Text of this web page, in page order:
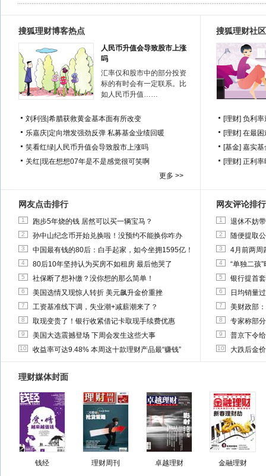
搜狐理财博客热点
人民币升值会导致股市上涨
吗
汇率仅和股市中的部分投资
标的有时会有一定联系。比
如人民币升值……
刘利强 希腊获救黄金基本面有所改变
乐嘉庆 定向增发强劲反弹 私募基金业绩回暖
笑看红绿 人民币升值会导致股市上涨吗
关红 现在想想07年是不是感觉很可笑啊
更多 >>
搜狐理财社
[理财] 负利率
[理财] 在最困
[基金] 嘉实基
[理财] 正利率
网友点击排行
1 跑步5年烧的钱 居然可以买一辆宝马？
2 孙中山纪念币开始兑换啦！没预约不能换你咋办
3 中国最有钱的80后：白手起家，如今坐拥1595亿！
4 80后10年坚持认为买房不如租房 最后他哭了
5 社保断了想补缴？没你想的那么简单！
6 美国选情又现惊人转折 美元飙升金价重挫
7 工资基准线下调，失业潮+减薪潮来了？
8 取现变贵了！银行收紧借记卡取现手续费优惠
9 美国大选震撼登场 下周会发生这些大事
10 收益率可达9.48% 本周这十款理财产品最“赚钱”
网友评论排行
1 退休不妨
2 随便提取
3 4月前两周
4 “单独二孩
5 银行提首
6 日均销量
7 美财政部
8 专家称部
9 普京下令
10 大跌后金
理财媒体封面
钱经 理财周刊 卓越理财 金融理财